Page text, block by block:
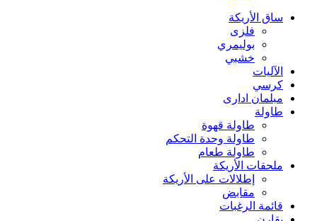
ساق الأريكة
فلزی
بوليمري
خشبي
الآليات
كرسي
مبلمان اداری
طاولة
طاولة قهوة
طاولة وحدة التحكم
طاولة طعام
ملحقات الأريكة
إطلالات على الأريكة
مقابض
قائمة الرغبات